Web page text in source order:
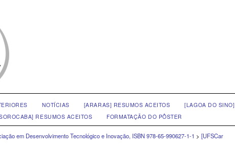
NOTÍCIAS [ARARAS] RESUMOS ACEITOS
[LAGOA DO SINO]
RESUMOS ACEITOS FORMATAÇÃO DO PÔSTER
em Desenvolvimento Tecnológico e Inovação, ISBN 978-65-990627-1-1 >[UFSCar